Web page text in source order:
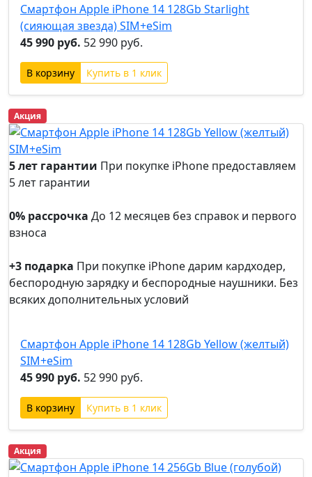
Смартфон Apple iPhone 14 128Gb Starlight
(сияющая звезда) SIM+eSim
45 990 руб. 52 990 руб.
Купить в 1 клик
Акция
5 лет гарантии При покупке iPhone предоставляем
5 лет гарантии
0% рассрочка До 12 месяцев без справок и первого
взноса
+3 подарка При покупке iPhone дарим кардходер,
беспородную зарядку и беспородные наушники. Без
всяких дополнительных условий
Смартфон Apple iPhone 14 128Gb Yellow (желтый)
SIM+eSim
45 990 руб. 52 990 руб.
Купить в 1 клик
Акция